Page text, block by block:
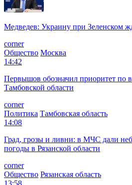
Медведев: Украину при Зеленском
corner
Общество Москва
14:42
Первышов обозначил приоритет по
Тамбовской области
corner
Политика Тамбовская область
14:08
Град, грозы и ливни: в МЧС дали
погоды в Рязанской области
corner
Общество Рязанская область
13:58